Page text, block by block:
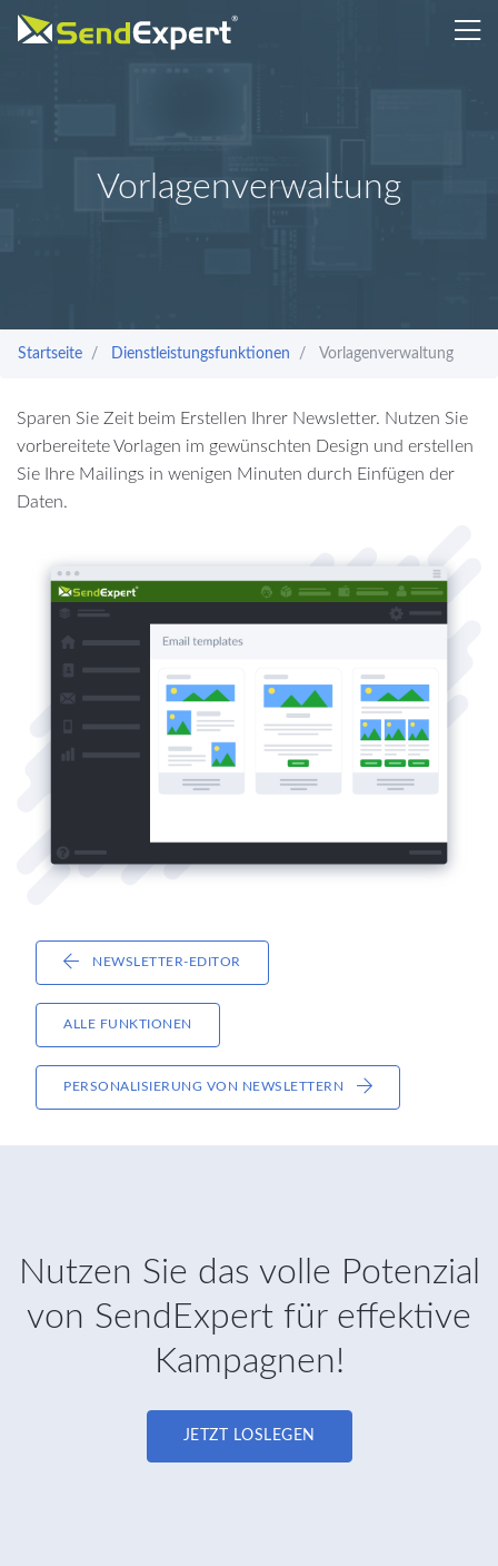
Vorlagenverwaltung
Startseite Dienstleistungsfunktionen Vorlagenverwaltung
Sparen Sie Zeit beim Erstellen Ihrer Newsletter. Nutzen Sie
vorbereitete Vorlagen im gewünschten Design und erstellen
Sie Ihre Mailings in wenigen Minuten durch Einfügen der
Daten.
NEWSLETTER-EDITOR
ALLE FUNKTIONEN
PERSONALISIERUNG VON NEWSLETTERN
Nutzen Sie das volle Potenzial
von SendExpert für effektive
Kampagnen!
JETZT LOSLEGEN